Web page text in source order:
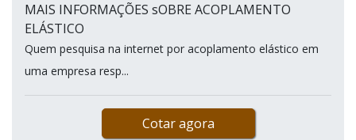
MAIS INFORMAÇÕES sOBRE ACOPLAMENTO
ELÁSTICO
Quem pesquisa na internet por acoplamento elástico em
uma empresa resp...
Cotar agora